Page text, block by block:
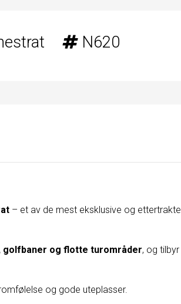
N620
– et av de mest eksklusive og
golfbaner og flotte turområder, og
og gode uteplasser.